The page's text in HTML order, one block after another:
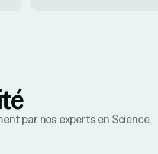
par nos experts en Science,